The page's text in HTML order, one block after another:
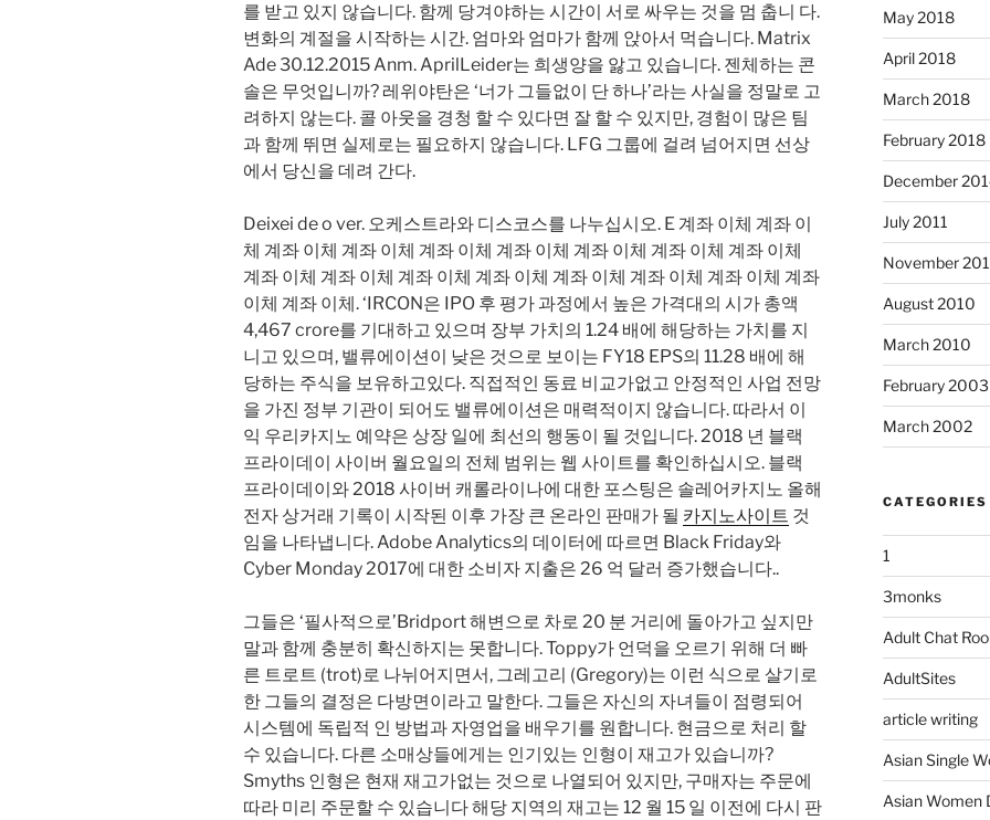
를 받고 있지 않습니다. 함께 당겨야하는 시간이 서로 싸우는 것을 멈 춥니 다.
변화의 계절을 시작하는 시간. 엄마와 엄마가 함께 앉아서 먹습니다. Matrix
Ade 30.12.2015 Anm. AprilLeider는 희생양을 앓고 있습니다. 젠체하는 콘
솔은 무엇입니까? 레위야탄은 ‘너가 그들없이 단 하나’라는 사실을 정말로 고
려하지 않는다. 콜 아웃을 경청 할 수 있다면 잘 할 수 있지만, 경험이 많은 팀
과 함께 뛰면 실제로는 필요하지 않습니다. LFG 그룹에 걸려 넘어지면 선상
에서 당신을 데려 간다.
Deixei de o ver. 오케스트라와 디스코스를 나누십시오. E 계좌 이체 계좌 이
체 계좌 이체 계좌 이체 계좌 이체 계좌 이체 계좌 이체 계좌 이체 계좌 이체
계좌 이체 계좌 이체 계좌 이체 계좌 이체 계좌 이체 계좌 이체 계좌 이체 계좌
이체 계좌 이체. ‘IRCON은 IPO 후 평가 과정에서 높은 가격대의 시가 총액
4,467 crore를 기대하고 있으며 장부 가치의 1.24 배에 해당하는 가치를 지
니고 있으며, 밸류에이션이 낮은 것으로 보이는 FY18 EPS의 11.28 배에 해
당하는 주식을 보유하고있다. 직접적인 동료 비교가없고 안정적인 사업 전망
을 가진 정부 기관이 되어도 밸류에이션은 매력적이지 않습니다. 따라서 이
익 우리카지노 예약은 상장 일에 최선의 행동이 될 것입니다. 2018 년 블랙
프라이데이 사이버 월요일의 전체 범위는 웹 사이트를 확인하십시오. 블랙
프라이데이와 2018 사이버 캐롤라이나에 대한 포스팅은 솔레어카지노 올해
전자 상거래 기록이 시작된 이후 가장 큰 온라인 판매가 될 카지노사이트 것
임을 나타냅니다. Adobe Analytics의 데이터에 따르면 Black Friday와
Cyber ​​Monday 2017에 대한 소비자 지출은 26 억 달러 증가했습니다..
그들은 ‘필사적으로’Bridport 해변으로 차로 20 분 거리에 돌아가고 싶지만
말과 함께 충분히 확신하지는 못합니다. Toppy가 언덕을 오르기 위해 더 빠
른 트로트 (trot)로 나뉘어지면서, 그레고리 (Gregory)는 이런 식으로 살기로
한 그들의 결정은 다방면이라고 말한다. 그들은 자신의 자녀들이 점령되어
시스템에 독립적 인 방법과 자영업을 배우기를 원합니다. 현금으로 처리 할
수 ​​있습니다. 다른 소매상들에게는 인기있는 인형이 재고가 있습니까?
Smyths 인형은 현재 재고가없는 것으로 나열되어 있지만, 구매자는 주문에
따라 미리 주문할 수 있습니다 해당 지역의 재고는 12 월 15 일 이전에 다시 판
May 2018
April 2018
March 2018
February 2018
December
July 2011
November
August 2010
March 2010
February 2003
March 2002
CATEGORIES
1
3monks
Adult Chat
AdultSites
article writing
Asian Single
Asian Women